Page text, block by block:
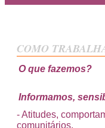
COMO
O que fazemos?
Informamos,
- Atitudes,
comunitários.